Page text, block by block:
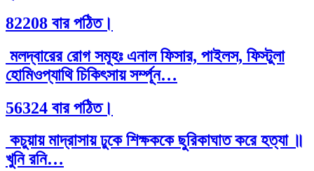
82208 বার পঠিত।
মলদ্বারের রোগ সমূহঃ এনাল ফিসার, পাইলস, ফিস্টুলা
হোমিওপ্যাথি চিকিৎসায় সর্ম্পূন…
56324 বার পঠিত।
কচুয়ায় মাদ্রাসায় ঢুকে শিক্ষককে ছুরিকাঘাত করে হত্যা ॥
খুনি রনি…